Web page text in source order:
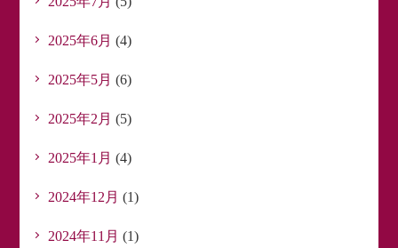
2025年6月 (4)
2025年5月 (6)
2025年2月 (5)
2025年1月 (4)
2024年12月 (1)
2024年11月 (1)